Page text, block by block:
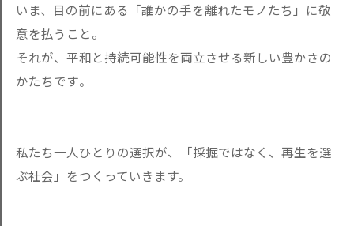
いま、目の前にある「誰かの手を離れたモノたち」に敬
意を払うこ と。
それが、平和と持続可能性を両立させる新しい豊かさの
かたちです。
私たち一人ひとりの選択が、「採掘ではなく、再生を選
ぶ社会」をつくっていきます。